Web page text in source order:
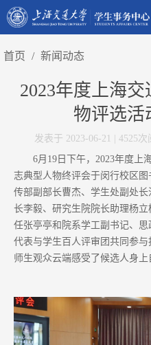
首页 / 新闻动态
2023年度上海
物评选活
发表于 2023-06-21 | 4525
6月19日下午，2023年度上
志典型人物终评会于闵行校区
传部副部长曹杰、学生处副处
长李毅、研究生院院长助理杨
任张亭亭和院系学工副书记、
代表与学生百人评审团共同参与
师生观众云端感受了候选人身上